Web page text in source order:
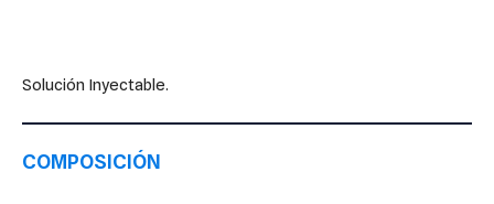
Solución Inyectable.
COMPOSICIÓN